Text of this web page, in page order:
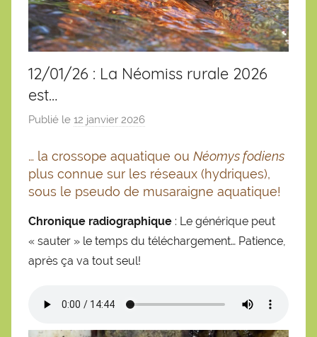
12/01/26 : La Néomiss rurale 2026
est…
Publié le 12 janvier 2026
r
S
é
s
e
… la crossope aquatique ou Néomys fodiens
plus connue sur les réseaux (hydriques),
sous le pseudo de musaraigne aquatique!
Chronique radiographique : Le générique peut
« sauter » le temps du téléchargement… Patience,
après ça va tout seul!